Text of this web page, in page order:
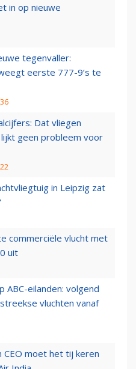
in op nieuwe
tegenvaller:
eerste 777-9’s te
Dat vliegen
geen probleem voor
in Leipzig zat
commerciële vlucht met
uit
ABC-eilanden: volgend
vluchten vanaf
CEO moet het tij keren